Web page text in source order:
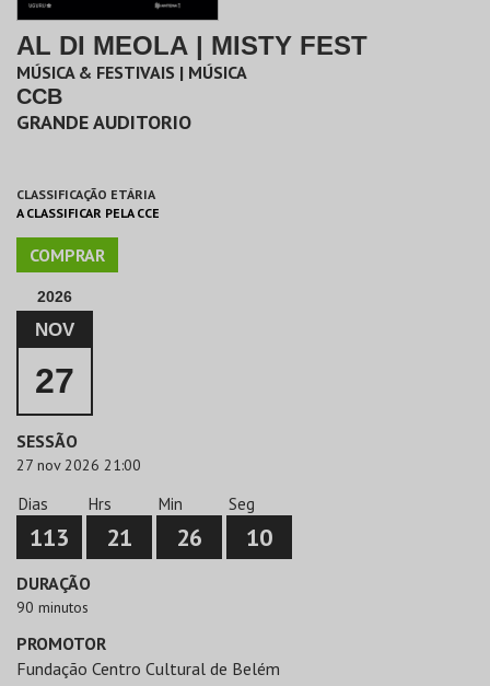
AL DI MEOLA | MISTY FEST
MÚSICA & FESTIVAIS | MÚSICA
CCB
GRANDE AUDITORIO
CLASSIFICAÇÃO ETÁRIA
A CLASSIFICAR PELA CCE
COMPRAR
2026
NOV
27
SESSÃO
27 nov 2026 21:00
Dias
113
Hrs
21
Min
26
Seg
10
DURAÇÃO
90 minutos
PROMOTOR
Fundação Centro Cultural de Belém